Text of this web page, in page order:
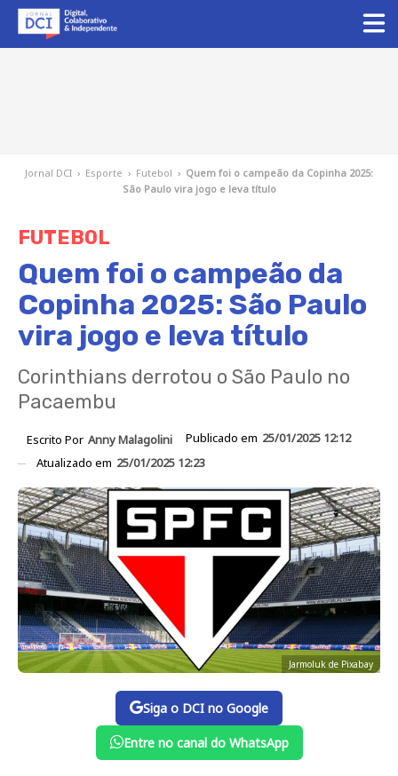
Jornal DCI › Esporte › Futebol › Quem foi o campeão da Copinha 2025:
São Paulo vira jogo e leva título
FUTEBOL
Quem foi o campeão da
Copinha 2025: São Paulo
vira jogo e leva título
Corinthians derrotou o São Paulo no
Pacaembu
Escrito Por Anny Malagolini Publicado em 25/01/2025 12:12
Atualizado em 25/01/2025 12:23
Jarmoluk de Pixabay
Siga o DCI no Google
Entre no canal do WhatsApp